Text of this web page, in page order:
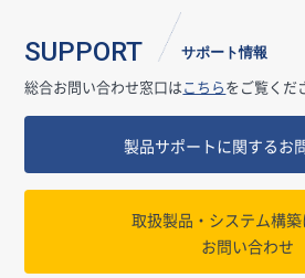
SUPPORT サポート情報
総合お問い合わせ窓口はこちらをご覧くだ
製品サポートに関するお
取扱製品・システム構築
お問い合わせ